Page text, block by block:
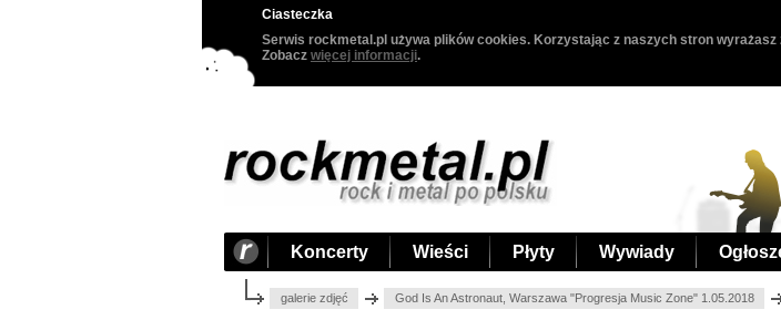
Ciasteczka
Serwis rockmetal.pl używa plików cookies. Korzystając z naszych stron
Zobacz więcej informacji.
Koncerty Wieści Płyty Wywiady
galerie zdjęć God Is An Astronaut, Warszawa "Progresja Music Zone" 1.05.2018